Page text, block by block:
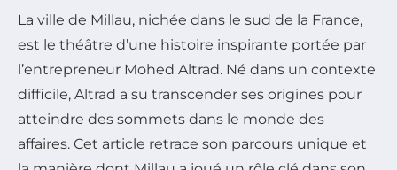
La ville de Millau, nichée dans le sud de la France,
est le théâtre d’une histoire inspirante portée par
l’entrepreneur Mohed Altrad. Né dans un contexte
difficile, Altrad a su transcender ses origines pour
atteindre des sommets dans le monde des
affaires. Cet article retrace son parcours unique et